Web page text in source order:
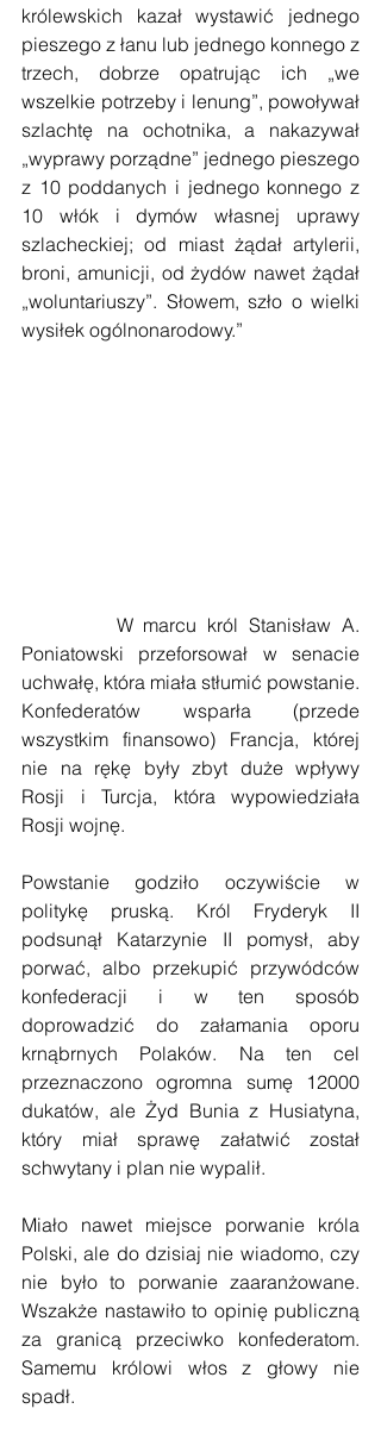
królewskich kazał wystawić jednego
pieszego z łanu lub jednego konnego z
trzech, dobrze opatrując ich „we
wszelkie potrzeby i lenung”, powoływał
szlachtę na ochotnika, a nakazywał
„wyprawy porządne” jednego pieszego
z 10 poddanych i jednego konnego z
10 włók i dymów własnej uprawy
szlacheckiej; od miast żądał artylerii,
broni, amunicji, od żydów nawet żądał
„woluntariuszy”. Słowem, szło o wielki
wysiłek ogólnonarodowy.”
Poniatowski przeforsował w senacie
uchwałę, która miała stłumić powstanie.
Konfederatów wsparła (przede
wszystkim finansowo) Francja, której
nie na rękę były zbyt duże wpływy
Rosji i Turcja, która wypowiedziała
Rosji wojnę.
Powstanie godziło oczywiście w
politykę pruską. Król Fryderyk II
podsunął Katarzynie II pomysł, aby
porwać, albo przekupić przywódców
konfederacji i w ten sposób
doprowadzić do załamania oporu
krnąbrnych Polaków. Na ten cel
przeznaczono ogromna sumę 12000
dukatów, ale Żyd Bunia z Husiatyna,
który miał sprawę załatwić został
schwytany i plan nie wypalił.
Miało nawet miejsce porwanie króla
Polski, ale do dzisiaj nie wiadomo, czy
nie było to porwanie zaaranżowane.
Wszakże nastawiło to opinię publiczną
za granicą przeciwko konfederatom.
Samemu królowi włos z głowy nie
spadł.